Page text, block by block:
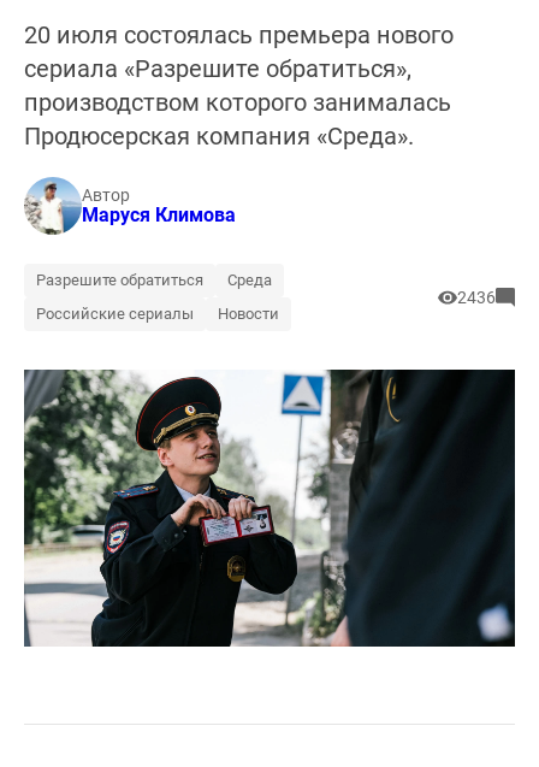
20 июля состоялась премьера нового
сериала «Разрешите обратиться»,
производством которого занималась
Продюсерская компания «Среда».
Автор
Маруся Климова
Разрешите обратиться
Среда
Российские сериалы
Новости
2436